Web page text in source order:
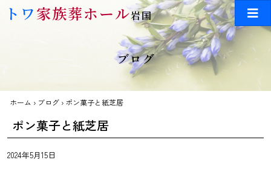
Skip to main content
トワ家族葬ホール岩国
ブログ
ホーム › ブログ › ポン菓子と紙芝居
ポン菓子と紙芝居
2024年5月15日